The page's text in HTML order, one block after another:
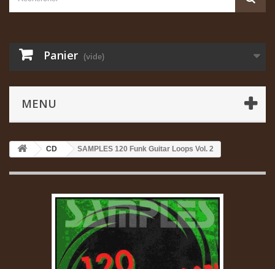
Panier (vide)
MENU
CD SAMPLES 120 Funk Guitar Loops Vol. 2